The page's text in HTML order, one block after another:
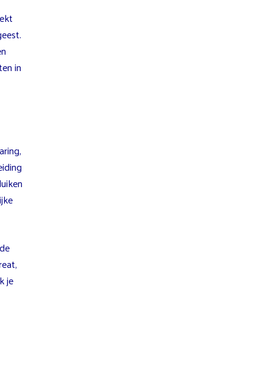
in
je